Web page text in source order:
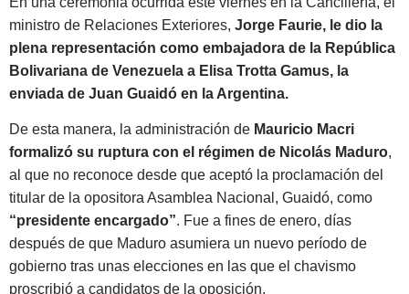
ministro de Relaciones Exteriores, Jorge Faurie, le dio la
plena representación como embajadora de la República
Bolivariana de Venezuela a Elisa Trotta Gamus, la
enviada de Juan Guaidó en la Argentina.
De esta manera, la administración de Mauricio Macri
formalizó su ruptura con el régimen de Nicolás Maduro,
al que no reconoce desde que aceptó la proclamación del
titular de la opositora Asamblea Nacional, Guaidó, como
“presidente encargado”. Fue a fines de enero, días
después de que Maduro asumiera un nuevo período de
gobierno tras unas elecciones en las que el chavismo
proscribió a candidatos de la oposición.